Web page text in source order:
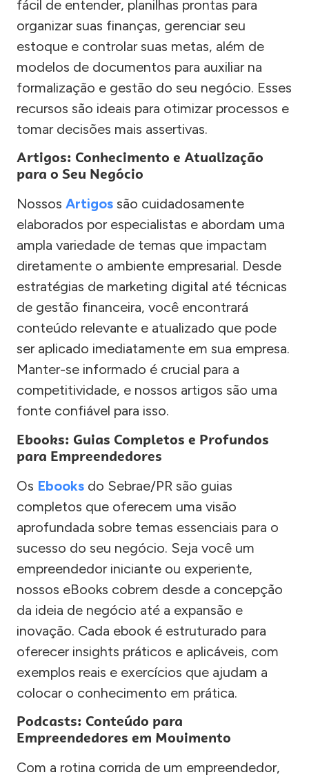
fácil de entender, planilhas prontas para
organizar suas finanças, gerenciar seu
estoque e controlar suas metas, além de
modelos de documentos para auxiliar na
formalização e gestão do seu negócio. Esses
recursos são ideais para otimizar processos e
tomar decisões mais assertivas.
Artigos: Conhecimento e Atualização
para o Seu Negócio
Nossos Artigos são cuidadosamente
elaborados por especialistas e abordam uma
ampla variedade de temas que impactam
diretamente o ambiente empresarial. Desde
estratégias de marketing digital até técnicas
de gestão financeira, você encontrará
conteúdo relevante e atualizado que pode
ser aplicado imediatamente em sua empresa.
Manter-se informado é crucial para a
competitividade, e nossos artigos são uma
fonte confiável para isso.
Ebooks: Guias Completos e Profundos
para Empreendedores
Os Ebooks do Sebrae/PR são guias
completos que oferecem uma visão
aprofundada sobre temas essenciais para o
sucesso do seu negócio. Seja você um
empreendedor iniciante ou experiente,
nossos eBooks cobrem desde a concepção
da ideia de negócio até a expansão e
inovação. Cada ebook é estruturado para
oferecer insights práticos e aplicáveis, com
exemplos reais e exercícios que ajudam a
colocar o conhecimento em prática.
Podcasts: Conteúdo para
Empreendedores em Movimento
Com a rotina corrida de um empreendedor,